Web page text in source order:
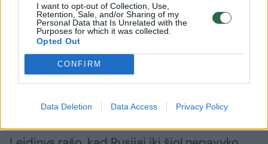
I want to opt-out of Collection, Use,
Retention, Sale, and/or Sharing of my
Personal Data that Is Unrelated with the
Purposes for which it was collected.
Opted Out
CONFIRM
Data Deletion Data Access Privacy Policy